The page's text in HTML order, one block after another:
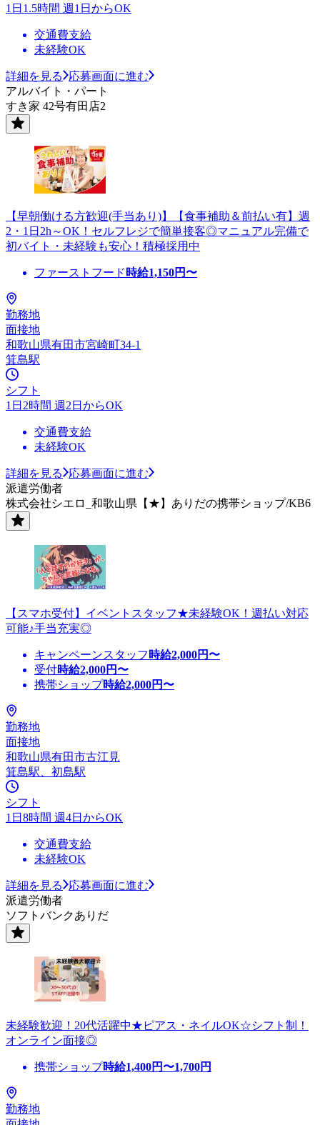
1日1.5時間 週1日からOK
交通費支給
未経験OK
詳細を見る
応募画面に進む
アルバイト・パート
すき家 42号有田店2
【早朝働ける方歓迎(手当あり)】【食事補助＆前払い有】週
2・1日2h～OK！セルフレジで簡単接客◎マニュアル完備で
初バイト・未経験も安心！積極採用中
ファーストフード 時給1,150円〜
勤務地
面接地
和歌山県有田市宮崎町34-1
箕島駅
シフト
1日2時間 週2日からOK
交通費支給
未経験OK
詳細を見る
応募画面に進む
派遣労働者
株式会社シエロ_和歌山県【★】ありだの携帯ショップ/KB6
【スマホ受付】イベントスタッフ★未経験OK！週払い対応
可能♪手当充実◎
キャンペーンスタッフ 時給2,000円〜
受付時給2,000円〜
携帯ショップ時給2,000円〜
勤務地
面接地
和歌山県有田市古江見
箕島駅、初島駅
シフト
1日8時間 週4日からOK
交通費支給
未経験OK
詳細を見る
応募画面に進む
派遣労働者
ソフトバンクありだ
未経験歓迎！20代活躍中★ピアス・ネイルOK☆シフト制！
オンライン面接◎
携帯ショップ時給1,400円〜1,700円
勤務地